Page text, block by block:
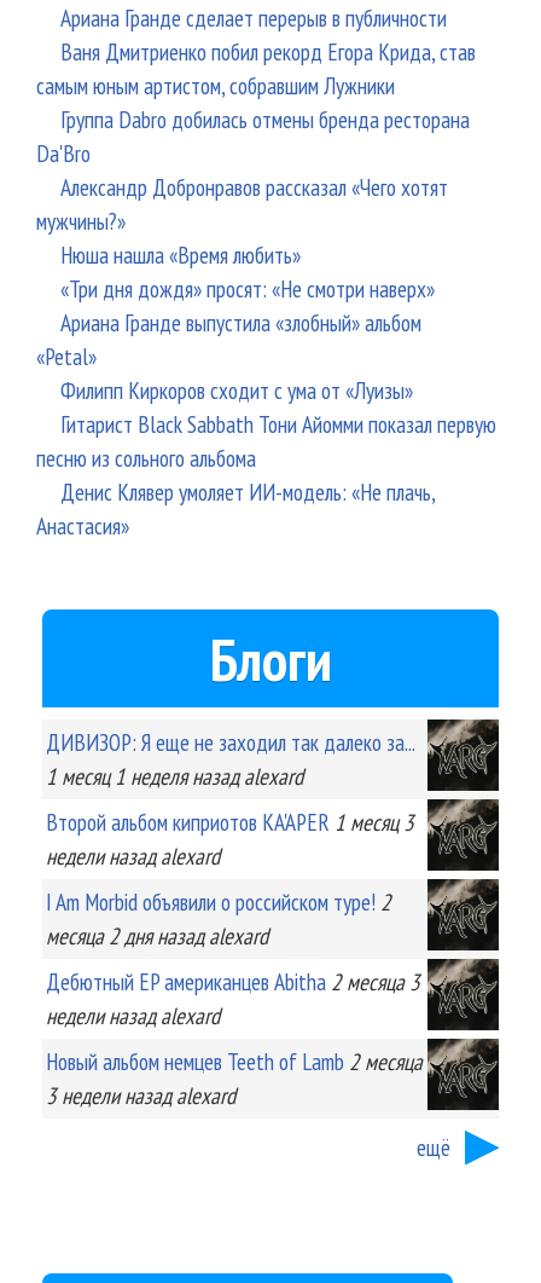
Ариана Гранде сделает перерыв в публичности
Ваня Дмитриенко побил рекорд Егора Крида, став
самым юным артистом, собравшим Лужники
Группа Dabro добилась отмены бренда ресторана
Da'Bro
Александр Добронравов рассказал «Чего хотят
мужчины?»
Нюша нашла «Время любить»
«Три дня дождя» просят: «Не смотри наверх»
Ариана Гранде выпустила «злобный» альбом
«Petal»
Филипп Киркоров сходит с ума от «Луизы»
Гитарист Black Sabbath Тони Айомми показал первую
песню из сольного альбома
Денис Клявер умоляет ИИ-модель: «Не плачь,
Анастасия»
Блоги
ДИВИЗОР: Я еще не заходил так далеко за...
1 месяц 1 неделяназад alexard
Второй альбом киприотов KA'APER 1 месяц 3
неделиназад alexard
I Am Morbid объявили о российском туре! 2
месяца 2 дняназад alexard
Дебютный EP американцев Abitha 2 месяца 3
неделиназад alexard
Новый альбом немцев Teeth of Lamb 2 месяца
3 неделиназад alexard
ещё